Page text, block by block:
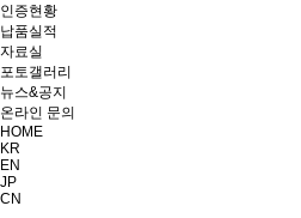
인증현황
납품실적
자료실
포토갤러리
뉴스&공지
온라인 문의
HOME
KR
EN
JP
CN